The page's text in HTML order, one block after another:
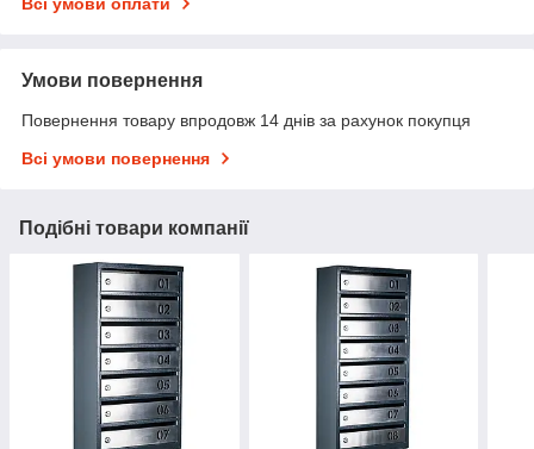
Всі умови оплати
Умови повернення
Повернення товару впродовж 14 днів за рахунок покупця
Всі умови повернення
Подібні товари компанії